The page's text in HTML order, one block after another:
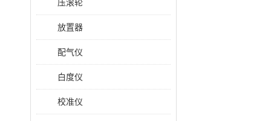
压滚轮
放置器
配气仪
白度仪
校准仪